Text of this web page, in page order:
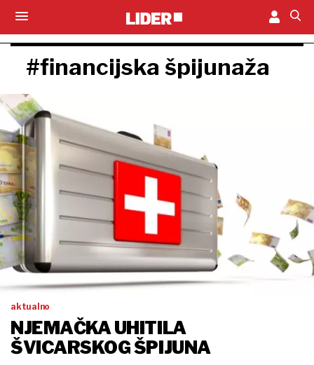
#financijska špijunaža
aktualno
NJEMAČKA UHITILA
ŠVICARSKOG ŠPIJUNA